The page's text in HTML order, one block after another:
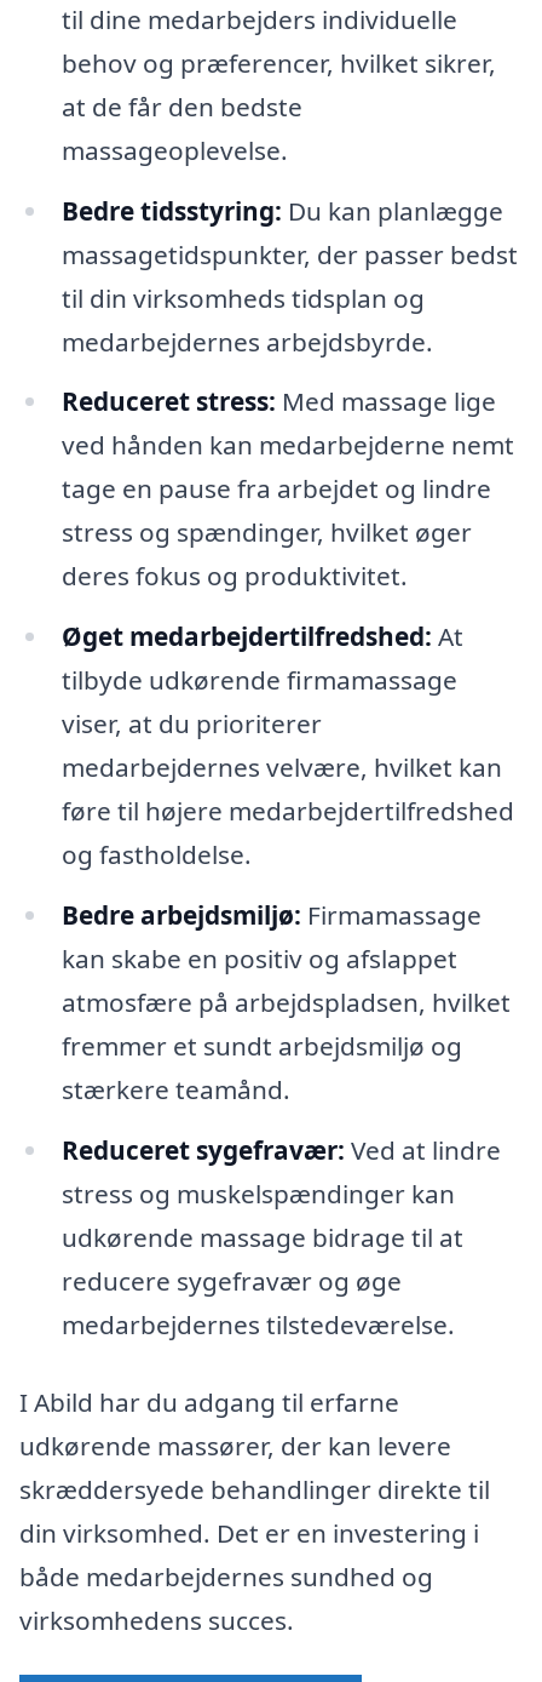
til dine medarbejders individuelle
behov og præferencer, hvilket sikrer,
at de får den bedste
massageoplevelse.
Bedre tidsstyring: Du kan planlægge
massagetidspunkter, der passer bedst
til din virksomheds tidsplan og
medarbejdernes arbejdsbyrde.
Reduceret stress: Med massage lige
ved hånden kan medarbejderne nemt
tage en pause fra arbejdet og lindre
stress og spændinger, hvilket øger
deres fokus og produktivitet.
Øget medarbejdertilfredshed: At
tilbyde udkørende firmamassage
viser, at du prioriterer
medarbejdernes velvære, hvilket kan
føre til højere medarbejdertilfredshed
og fastholdelse.
Bedre arbejdsmiljø: Firmamassage
kan skabe en positiv og afslappet
atmosfære på arbejdspladsen, hvilket
fremmer et sundt arbejdsmiljø og
stærkere teamånd.
Reduceret sygefravær: Ved at lindre
stress og muskelspændinger kan
udkørende massage bidrage til at
reducere sygefravær og øge
medarbejdernes tilstedeværelse.
I Abild har du adgang til erfarne
udkørende massører, der kan levere
skræddersyede behandlinger direkte til
din virksomhed. Det er en investering i
både medarbejdernes sundhed og
virksomhedens succes.